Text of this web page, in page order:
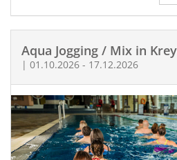
Aqua Jogging / Mix in
| 01.10.2026 - 17.12.2026